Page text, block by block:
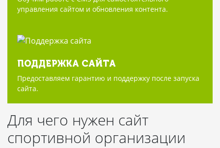
управления сайтом и обновления контента.
ПОДДЕРЖКА САЙТА
Предоставляем гарантию и поддержку после запуска
сайта.
Для чего нужен сайт
спортивной организации